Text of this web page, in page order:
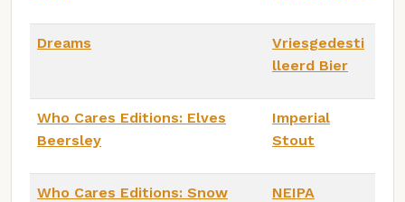
Dreams
Vriesgedesti
lleerd Bier
Who Cares Editions: Elves
Beersley
Imperial
Stout
Who Cares Editions: Snow
NEIPA